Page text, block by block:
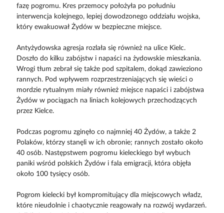
fazę pogromu. Kres przemocy położyła po południu
interwencja kolejnego, lepiej dowodzonego oddziału wojska,
który ewakuował Żydów w bezpieczne miejsce.
Antyżydowska agresja rozlała się również na ulice Kielc.
Doszło do kilku zabójstw i napaści na żydowskie mieszkania.
Wrogi tłum zebrał się także pod szpitalem, dokąd zawieziono
rannych. Pod wpływem rozprzestrzeniających się wieści o
mordzie rytualnym miały również miejsce napaści i zabójstwa
Żydów w pociągach na liniach kolejowych przechodzących
przez Kielce.
Podczas pogromu zginęło co najmniej 40 Żydów, a także 2
Polaków, którzy stanęli w ich obronie; rannych zostało około
40 osób. Następstwem pogromu kieleckiego był wybuch
paniki wśród polskich Żydów i fala emigracji, która objęła
około 100 tysięcy osób.
Pogrom kielecki był kompromitujący dla miejscowych władz,
które nieudolnie i chaotycznie reagowały na rozwój wydarzeń.